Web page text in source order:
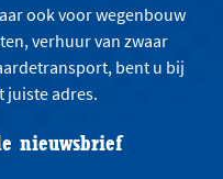
ook voor wegenbouw
verhuur van zwaar
bent u bij
juiste adres.
nieuwsbrief